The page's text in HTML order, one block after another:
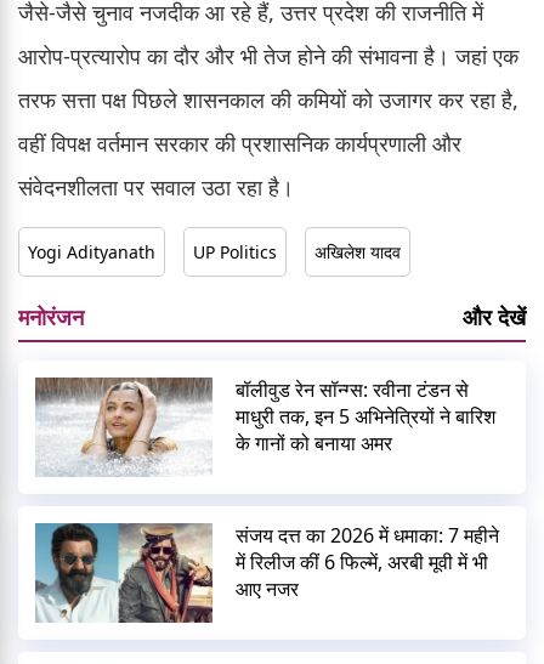
जैसे-जैसे चुनाव नजदीक आ रहे हैं, उत्तर प्रदेश की राजनीति में
आरोप-प्रत्यारोप का दौर और भी तेज होने की संभावना है। जहां एक
तरफ सत्ता पक्ष पिछले शासनकाल की कमियों को उजागर कर रहा है,
वहीं विपक्ष वर्तमान सरकार की प्रशासनिक कार्यप्रणाली और
संवेदनशीलता पर सवाल उठा रहा है।
Yogi Adityanath UP Politics अखिलेश यादव
मनोरंजन और देखें
बॉलीवुड रेन सॉन्ग्स: रवीना टंडन से
माधुरी तक, इन 5 अभिनेत्रियों ने बारिश
के गानों को बनाया अमर
संजय दत्त का 2026 में धमाका: 7 महीने
में रिलीज कीं 6 फिल्में, अरबी मूवी में भी
आए नजर